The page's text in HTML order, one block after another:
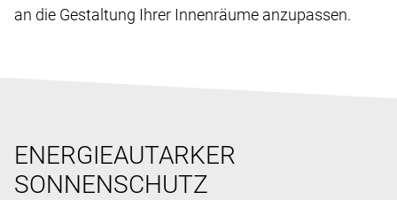
an die Gestaltung Ihrer Innenräume anzupassen.
ENERGIEAUTARKER
SONNENSCHUTZ